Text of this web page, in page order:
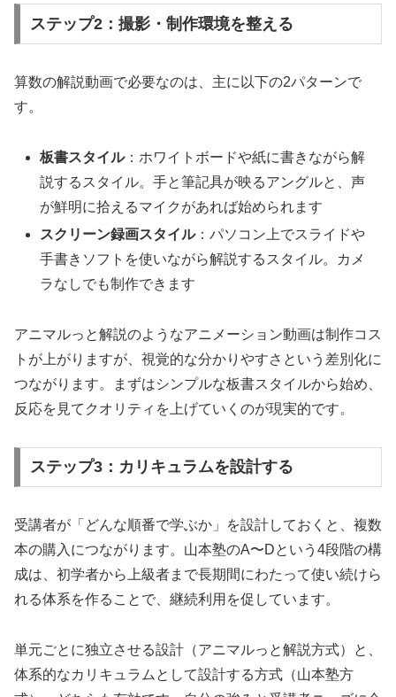
ステップ2：撮影・制作環境を整える
算数の解説動画で必要なのは、主に以下の2パターンで
す。
板書スタイル：ホワイトボードや紙に書きながら解
説するスタイル。手と筆記具が映るアングルと、声
が鮮明に拾えるマイクがあれば始められます
スクリーン録画スタイル：パソコン上でスライドや
手書きソフトを使いながら解説するスタイル。カメ
ラなしでも制作できます
アニマルっと解説のようなアニメーション動画は制作コス
トが上がりますが、視覚的な分かりやすさという差別化に
つながります。まずはシンプルな板書スタイルから始め、
反応を見てクオリティを上げていくのが現実的です。
ステップ3：カリキュラムを設計する
受講者が「どんな順番で学ぶか」を設計しておくと、複数
本の購入につながります。山本塾のA〜Dという4段階の構
成は、初学者から上級者まで長期間にわたって使い続けら
れる体系を作ることで、継続利用を促しています。
単元ごとに独立させる設計（アニマルっと解説方式）と、
体系的なカリキュラムとして設計する方式（山本塾方